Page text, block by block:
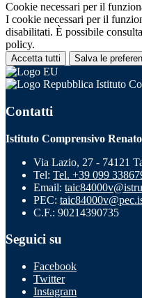
Cookie necessari per il
I cookie necessari per il
disabilitati. È possibile
policy.
Accetta tutti Salva le
Istituto
Contatti
Istituto Comprensivo
Via Lazio, 27 - 74121
Tel: Tel. +39 099
Email:
PEC:
C.F.: 90214390735
Seguici su
Facebook
Twitter
Instagram